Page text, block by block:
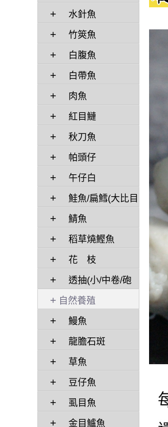
水針魚
竹筴魚
白腹魚
白帶魚
肉魚
紅目鰱
秋刀魚
帕頭仔
午仔白
鮭魚/扁鱈(大比目
魚)
鯖魚
稻草燒鰹魚
花 枝
透抽(小/中卷/砲
管)/ 干貝
自然養殖
鰻魚
龍膽石斑
草魚
豆仔魚
虱目魚
金目鱸魚